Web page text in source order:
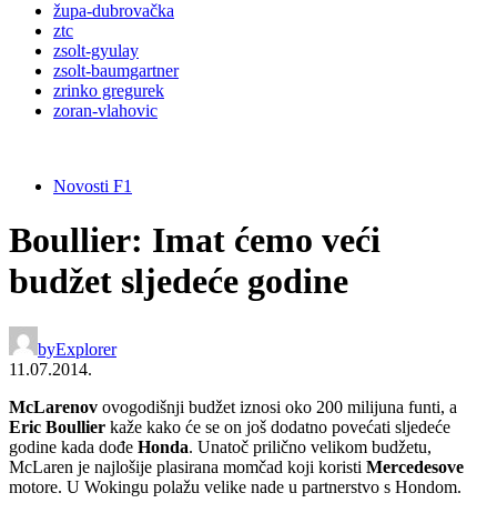
župa-dubrovačka
ztc
zsolt-gyulay
zsolt-baumgartner
zrinko gregurek
zoran-vlahovic
Novosti F1
Boullier: Imat ćemo veći
budžet sljedeće godine
byExplorer
11.07.2014.
McLarenov ovogodišnji budžet iznosi oko 200 milijuna funti, a
Eric Boullier kaže kako će se on još dodatno povećati sljedeće
godine kada dođe Honda. Unatoč prilično velikom budžetu,
McLaren je najlošije plasirana momčad koji koristi Mercedesove
motore. U Wokingu polažu velike nade u partnerstvo s Hondom.